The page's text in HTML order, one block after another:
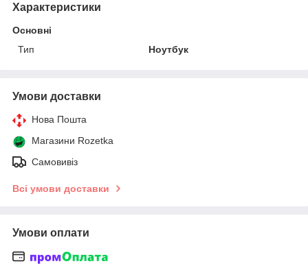
Характеристики
Основні
Тип
Ноутбук
Умови доставки
Нова Пошта
Магазини Rozetka
Самовивіз
Всі умови доставки
Умови оплати